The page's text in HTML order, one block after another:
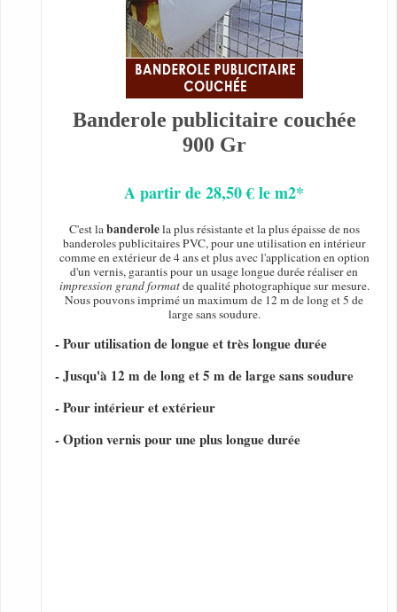
Banderole publicitaire couchée
900 Gr
A partir de 28,50 € le m2*
C'est labanderolela plus résistante et la plus épaisse de nos
banderoles publicitaires PVC, pour une utilisation en intérieur
comme en extérieur de 4 ans et plus avec l'application en option
d'un vernis, garantis pour un usage longue durée réaliser en
impression grand formatde qualité photographique sur mesure.
Nous pouvons imprimé un maximum de 12 m de long et 5 de
large sans soudure.
- Pour utilisation de longue et très longue durée
- Jusqu'à 12 m de long et 5 m de large sans soudure
- Pour intérieur et extérieur
- Option vernis pour une plus longue durée